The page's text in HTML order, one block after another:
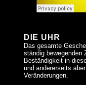
DIE UHR
Das gesamte
ständig bewegenden
Beständigkeit in
und andererseits
Veränderungen.